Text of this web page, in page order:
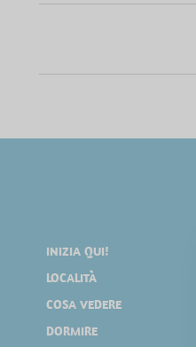
INIZIA QUI!
LOCALITÀ
COSA VEDERE
DORMIRE